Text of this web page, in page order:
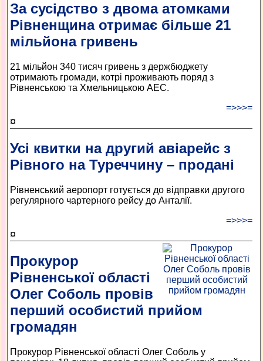
За сусідство з двома атомками
Рівненщина отримає більше 21
мільйона гривень
21 мільйон 340 тисяч гривень з держбюджету
отримають громади, котрі проживають поряд з
Рівненською та Хмельницькою АЕС.
=>>>=
¤
Усі квитки на другий авіарейс з
Рівного на Туреччину – продані
Рівненський аеропорт готується до відправки другого
регулярного чартерного рейсу до Анталії.
=>>>=
¤
Прокурор
Рівненської області
Олег Соболь провів
перший особистий прийом
громадян
Прокурор Рівненської області Олег Соболь у